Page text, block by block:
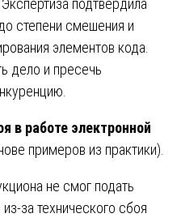
Экспертиза подтвердила
степени смешения и
элементов кода.
дело и пресечь
в работе электронной
примеров из практики).
не смог подать
за технического сбоя